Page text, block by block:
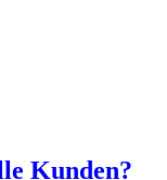
Kunden?